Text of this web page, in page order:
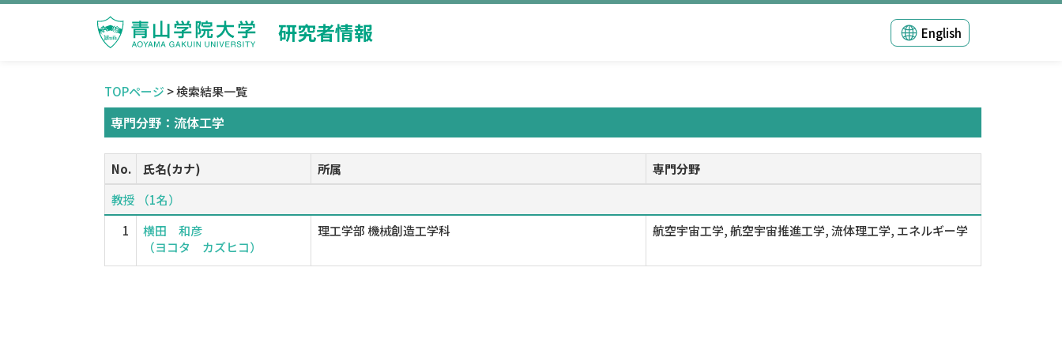
研究者情報 English
TOPページ > 検索結果一覧
専門分野：流体工学
No. 氏名(カナ) 所属
専門分野
教授 （1名）
1
横田 和彦
（ヨコタ カズヒコ）
理工学部 機械創造工学科 航空宇宙工学, 航空宇宙推進工学, 流体理工学, エネルギー学